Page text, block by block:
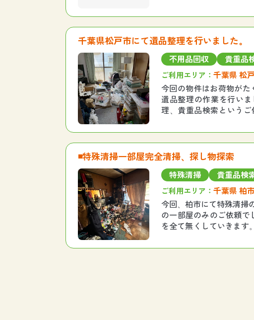
千葉県松戸市にて遺品整理を行いました。
不用品回収 貴重品
ご利用エリア： 千葉県 松
今回の物件はお荷物がた
遺品整理の作業を行い
理、貴重品検索という
◾️特殊清掃一部屋完全清掃、探し物探索
特殊清掃 貴重品検
ご利用エリア： 千葉県 柏市
今回、柏市にて特殊清掃
の一部屋のみのご依頼で
を全て無くしていきます